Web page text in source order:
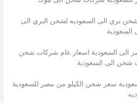
بري الى السعوديه لشحن البري الى
السعودية
السعودية اسعار عام شركات شحن
شحن الى السعودية
سعر شحن الكيلو من مصر للسعودية